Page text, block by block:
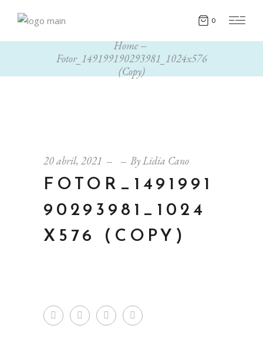
0
Home
Fotor_149199190293981_1024x576
(Copy)
20 abril, 2021 ByLidia Cano
FOTOR_1491991
90293981_1024
X576 (COPY)